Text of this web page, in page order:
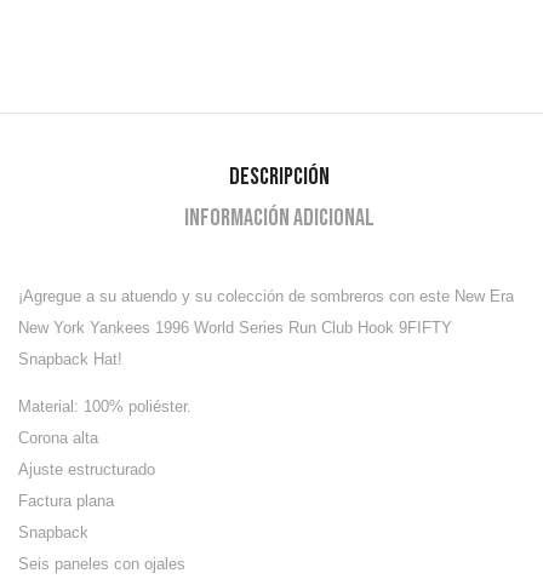
Descripción
Información adicional
¡Agregue a su atuendo y su colección de sombreros con este New Era
New York Yankees 1996 World Series Run Club Hook 9FIFTY
Snapback Hat!
Material: 100% poliéster.
Corona alta
Ajuste estructurado
Factura plana
Snapback
Seis paneles con ojales